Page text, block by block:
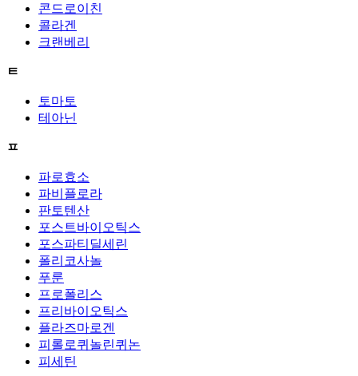
콘드로이친
콜라겐
크랜베리
ㅌ
토마토
테아닌
ㅍ
파로효소
파비플로라
판토텐산
포스트바이오틱스
포스파티딜세린
폴리코사놀
푸룬
프로폴리스
프리바이오틱스
플라즈마로겐
피롤로퀴놀린퀴논
피세틴